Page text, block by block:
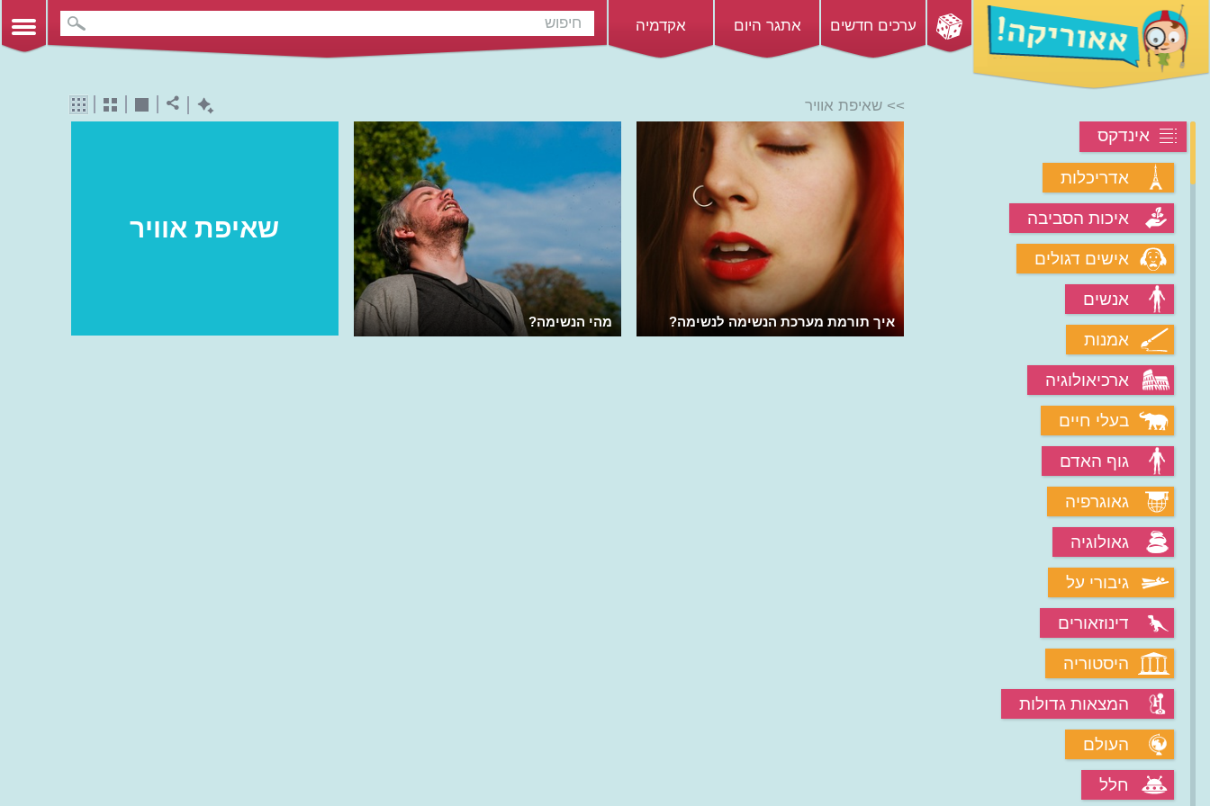
ערכים חדשים אתגר היום אקדמיה
אינדקס
אדריכלות
איכות הסביבה
אישים דגולים
אנשים
אמנות
ארכיאולוגיה
בעלי חיים
גוף האדם
גאוגרפיה
גאולוגיה
גיבורי על
דינוזאורים
היסטוריה
המצאות גדולות
העולם
חלל
>> שאיפת אוויר
שאיפת אוויר
מהי הנשימה? איך תורמת מערכת הנשימה לנשימה?